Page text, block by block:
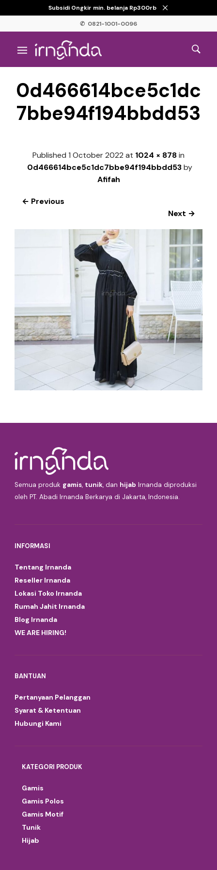
Subsidi Ongkir min. belanja Rp300rb
✆ 0821-1001-0096
0d466614bce5c1dc
7bbe94f194bbdd53
Published 1 October 2022 at 1024 × 878in
0d466614bce5c1dc7bbe94f194bbdd53by
Afifah
← Previous
Next →
Semua produk gamis, tunik, dan hijab Irnanda diproduksi
oleh PT. Abadi Irnanda Berkarya di Jakarta, Indonesia.
INFORMASI
Tentang Irnanda
Reseller Irnanda
Lokasi Toko Irnanda
Rumah Jahit Irnanda
Blog Irnanda
WE ARE HIRING!
BANTUAN
Pertanyaan Pelanggan
Syarat & Ketentuan
Hubungi Kami
KATEGORI PRODUK
Gamis
Gamis Polos
Gamis Motif
Tunik
Hijab